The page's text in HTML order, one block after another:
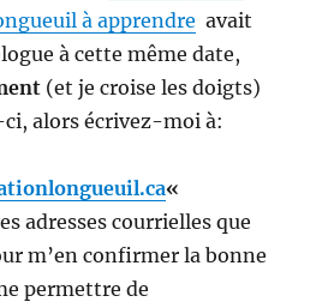
à apprendre avait
à cette même date,
(et je croise les doigts)
alors écrivez-moi à:
«
adresses courrielles que
m’en confirmer la bonne
permettre de